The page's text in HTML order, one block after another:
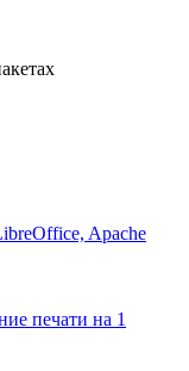
Apache
печати на 1